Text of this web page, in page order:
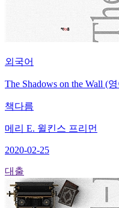
외국어
The Shadows on the Wall (
책다름
메리 E. 윌킨스 프리먼
2020-02-25
대출